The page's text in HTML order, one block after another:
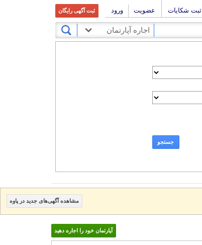
ثبت شکایات عضویت ورود ثبت آگهی رایگان
اجاره آپارتمان
جستجو
مشاهده آگهی‌های جدید در پاوه
آپارتمان خود را اجاره دهید